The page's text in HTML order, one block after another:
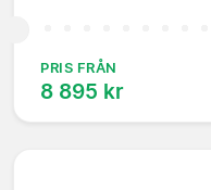
PRIS FRÅN
8 895 kr